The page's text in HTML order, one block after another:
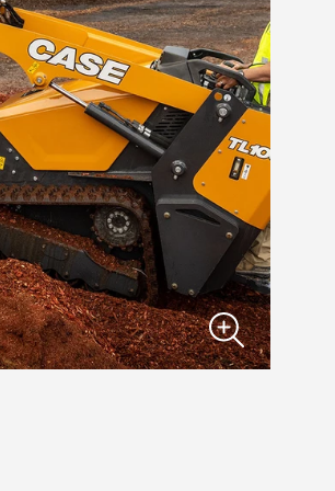
Gama
Solo e
o-Terreno
o Terreno